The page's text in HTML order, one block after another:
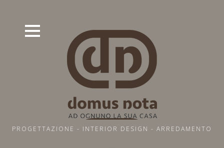
HOME
CONTATTI
PROGETTAZIONE - INTERIOR DESIGN - ARREDAMENTO